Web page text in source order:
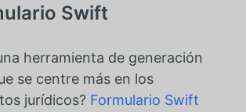
Swift
herramienta de generación
se centre más en los
jurídicos? Formulario Swift